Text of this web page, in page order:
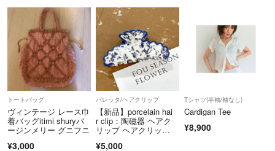
同じ画像を使っての再販はやめてほしいです。
ご自身で撮り直してください
ハンドメイド作品
古いパーツと新しいものを
組み合わせたりと様々です
ブランド名 LULUAMBER
同じものはほとんど作りません。
まだまだ未熟な作品です
ご理解の上ご購入頂きたいと思います。
トートバッグ
ヴィンテージ レース巾
着バッグitimi shuryバ
ージンメリー グニフニ
¥3,000
バレッタ/ヘアクリップ
【新品】porcelain hai
r clip：陶磁器 ヘアク
リップ ヘアクリッ
スクリップ ヘアアクセ
¥5,000
Tシャツ(半袖/袖なし)
Cardigan Tee
¥8,900